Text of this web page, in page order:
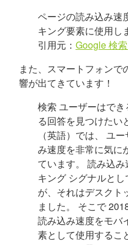
ページの読み込み速
キング要素に使用し
引用元： Google 検
また、スマートフォン
響が出てきています！
検索 ユーザーはで
る回答を見つけたい
（英語）では、 ユ
み速度を非常に気に
ています。 読み込
キング シグナルと
が、それはデスクト
ました。 そこで
読み込み速度をモバ
素として使用するこ